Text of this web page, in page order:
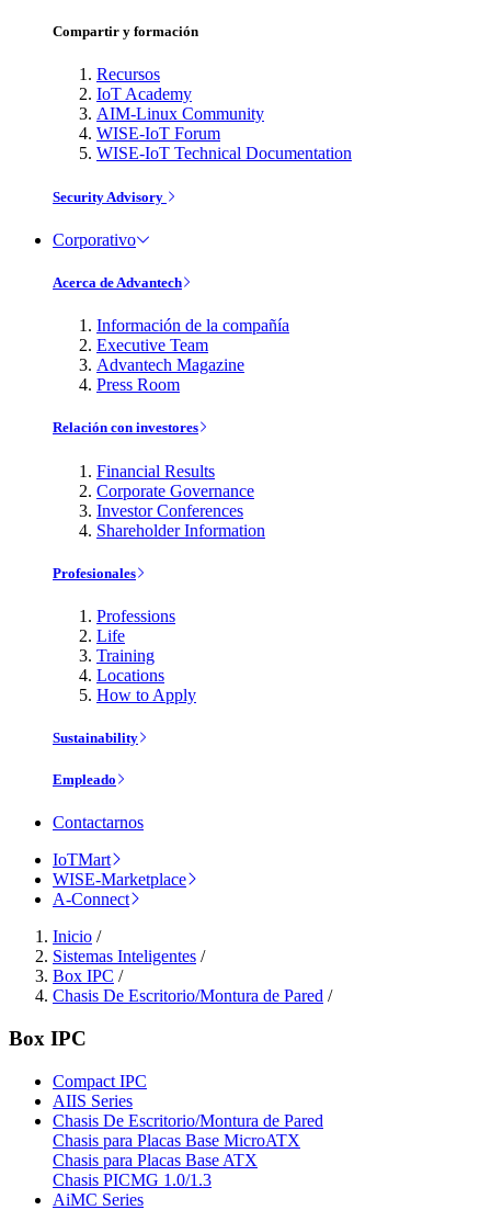
Compartir y formación
Recursos
IoT Academy
AIM-Linux Community
WISE-IoT Forum
WISE-IoT Technical Documentation
Security Advisory
Corporativo
Acerca de Advantech
Información de la compañía
Executive Team
Advantech Magazine
Press Room
Relación con investores
Financial Results
Corporate Governance
Investor Conferences
Shareholder Information
Profesionales
Professions
Life
Training
Locations
How to Apply
Sustainability
Empleado
Contactarnos
IoTMart
WISE-Marketplace
A-Connect
Inicio /
Sistemas Inteligentes /
Box IPC /
Chasis De Escritorio/Montura de Pared /
Box IPC
Compact IPC
AIIS Series
Chasis De Escritorio/Montura de Pared
Chasis para Placas Base MicroATX
Chasis para Placas Base ATX
Chasis PICMG 1.0/1.3
AiMC Series